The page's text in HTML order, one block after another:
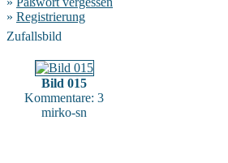
» Registrierung
Zufallsbild
Bild 015
Kommentare: 3
mirko-sn